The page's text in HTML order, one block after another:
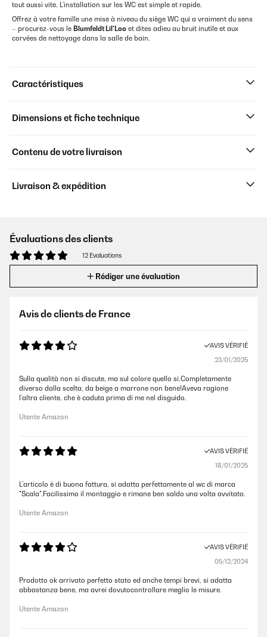
tout aussi vite. L’installation sur les WC est simple et rapide.
Offrez à votre famille une mise à niveau du siège WC qui a vraiment du sens
– procurez-vous le Blumfeldt Lil'Loo et dites adieu au bruit inutile et aux
corvées de nettoyage dans la salle de bain.
Caractéristiques
Dimensions et fiche technique
Contenu de votre livraison
Livraison & expédition
Évaluations des clients
12 Evaluations
Rédiger une évaluation
Avis de clients de France
AVIS VÉRIFIÉ
23/01/2025
Sulla qualità non si discute, ma sul colore quello si.Completamente
diverso dalla scelta, da beige a marrone non bene!Aveva ragione
l’altra cliente, che è caduta prima di me nel disguido.
Utente Amazon
AVIS VÉRIFIÉ
18/01/2025
L’articolo è di buona fattura, si adatta perfettamente al wc di marca
"Scala".Facilissimo il montaggio e rimane ben saldo una volta avvitato.
Utente Amazon
AVIS VÉRIFIÉ
05/12/2024
Prodotto ok arrivato perfetto stato ed anche tempi brevi, si adatta
abbastanza bene, ma avrei dovutocontrollare meglio le misure.
Utente Amazon